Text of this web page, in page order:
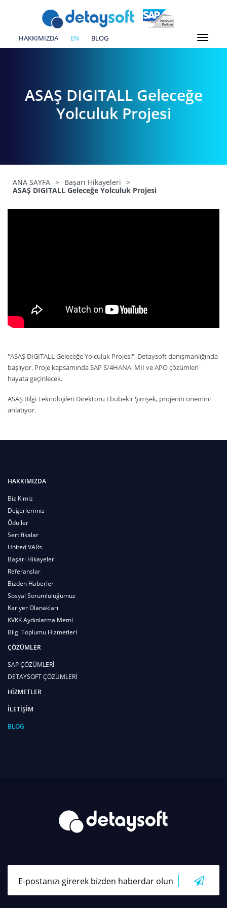
HAKKIMIZDA EN BLOG
ASAŞ DIGITALL Geleceğe
Yolculuk Projesi
ANA SAYFA > Başarı Hikayeleri >
ASAŞ DIGITALL Geleceğe Yolculuk Projesi
"ASAŞ DIGITALL Geleceğe Yolculuk Projesi", Detaysoft danışmanlığında
başlıyor. Proje kapsamında SAP S/4HANA, MII ve APO çözümleri
hayata geçirilecek.
ASAŞ Bilgi Teknolojileri Direktörü Ebubekir Şimşek, projenin önemini
anlatıyor.
HAKKIMIZDA
Biz Kimiz
Değerlerimiz
Ödüller
Sertifikalar
United VARs
Başarı Hikayeleri
Referanslar
Bizden Haberler
Sosyal Sorumluluğumuz
Kariyer Olanakları
KVKK Aydınlatma Metni
Bilgi Toplumu Hizmetleri
ÇÖZÜMLER
SAP ÇÖZÜMLERİ
DETAYSOFT ÇÖZÜMLERİ
HİZMETLER
İLETİŞİM
BLOG